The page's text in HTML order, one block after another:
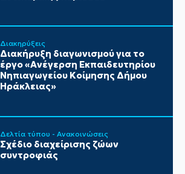
Διακηρύξεις
Διακήρυξη διαγωνισμού για το
έργο «Ανέγερση Εκπαιδευτηρίου
Νηπιαγωγείου Κοίμησης Δήμου
Ηράκλειας»
Δελτία τύπου - Ανακοινώσεις
Σχέδιο διαχείρισης ζώων
συντροφιάς